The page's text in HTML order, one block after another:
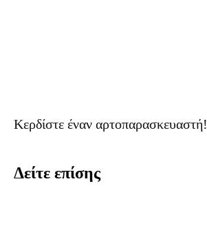
Κερδίστε έναν αρτοπαρασκευαστή!
Δείτε επίσης